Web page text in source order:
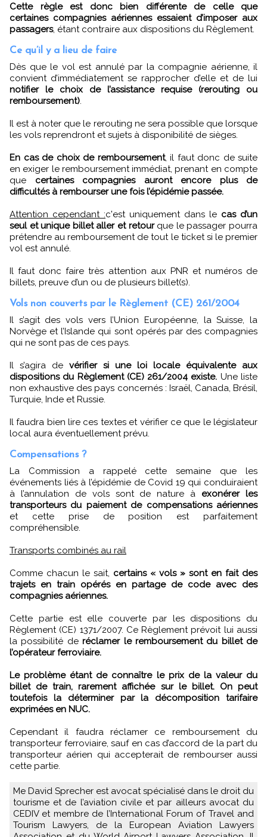
Cette règle est donc bien différente de celle que
certaines compagnies aériennes essaient d’imposer aux
passagers, étant contraire aux dispositions du Règlement.
Ce qu’il y a lieu de faire
Dès que le vol est annulé par la compagnie aérienne, il
convient d’immédiatement se rapprocher d’elle et de lui
notifier le choix de l’assistance requise (rerouting ou
remboursement).
Il est à noter que le rerouting ne sera possible que lorsque
les vols reprendront et sujets à disponibilité de sièges.
En cas de choix de remboursement, il faut donc de suite
en exiger le remboursement immédiat, prenant en compte
que certaines compagnies auront encore plus de
difficultés à rembourser une fois l’épidémie passée.
Attention cependant :c'est uniquement dans le cas d’un
seul et unique billet aller et retourque le passager pourra
prétendre au remboursement de tout le ticket si le premier
vol est annulé.
Il faut donc faire très attention aux PNR et numéros de
billets, preuve d’un ou de plusieurs billet(s).
Vols non couverts par le Règlement (CE) 261/2004
Il s’agit des vols vers l’Union Européenne, la Suisse, la
Norvège et l’Islande qui sont opérés par des compagnies
qui ne sont pas de ces pays.
Il s’agira de vérifier si une loi locale équivalente aux
dispositions du Règlement (CE) 261/2004 existe. Une liste
non exhaustive des pays concernés : Israël, Canada, Brésil,
Turquie, Inde et Russie.
Il faudra bien lire ces textes et vérifier ce que le législateur
local aura éventuellement prévu.
Compensations ?
La Commission a rappelé cette semaine que les
événements liés à l’épidémie de Covid 19 qui conduiraient
à l’annulation de vols sont de nature à exonérer les
transporteurs du paiement de compensations aériennes
et cette prise de position est parfaitement
compréhensible.
Transports combinés au rail
Comme chacun le sait, certains « vols » sont en fait des
trajets en train opérés en partage de code avec des
compagnies aériennes.
Cette partie est elle couverte par les dispositions du
Règlement (CE) 1371/2007. Ce Règlement prévoit lui aussi
la possibilité deréclamer le remboursement du billet de
l’opérateur ferroviaire.
Le problème étant de connaître le prix de la valeur du
billet de train, rarement affichée sur le billet. On peut
toutefois la déterminer par la décomposition tarifaire
exprimées en NUC.
Cependant il faudra réclamer ce remboursement du
transporteur ferroviaire, sauf en cas d’accord de la part du
transporteur aérien qui accepterait de rembourser aussi
cette partie.
Me David Sprecher est avocat spécialisé dans le droit du
tourisme et de l’aviation civile et par ailleurs avocat du
CEDIV et membre de l’International Forum of Travel and
Tourism Lawyers, de la European Aviation Lawyers